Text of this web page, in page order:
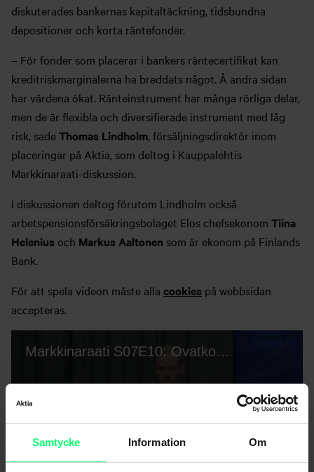
Samtycke Information Om
diskuterades bankernas kapitaltäckning, tidsbundna
depositioner och korta räntefonder.
– För fonder som placerar i bankers räntecertifikat kan
kreditriskmarginalerna ha breddats något. Å andra sidan
har värdena ökat. Ränteinstrument har många rörliga delar,
men de är flexibla och diversifierade instrument med låg
risk, sadeThomas Lindholm, försäljningsdirektör inom
placeringar på Aktia, som deltog i Kauppalehtis
Markkinaraati-diskussion.
I diskussionen deltog förutom Lindholm också
arbetspensionsförsäkringsbolaget Elos chefsekonom Tiina
Helenius och Markus Aaltonen som är ekonom på Finlands
Bank.
För att spela videon måste alla cookies på webbsidan
accepteras.